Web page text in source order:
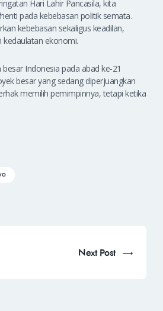
Hari Lahir Pancasila, kita
pada kebebasan politik semata.
kebebasan sekaligus keadilan,
kedaulatan ekonomi.
Indonesia pada abad ke-21
besar yang sedang diperjuangkan
memilih pemimpinnya, tetapi ketika
Next Post